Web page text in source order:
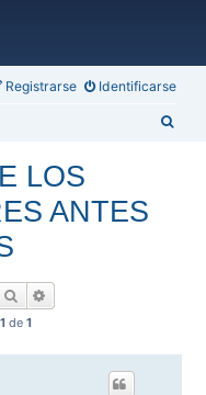
Identificarse
Registrarse
LOS
ANTES
Buscar
1 de 1